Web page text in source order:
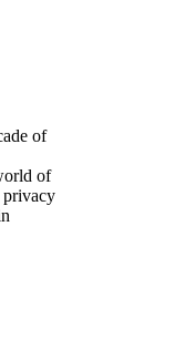
of
of
privacy